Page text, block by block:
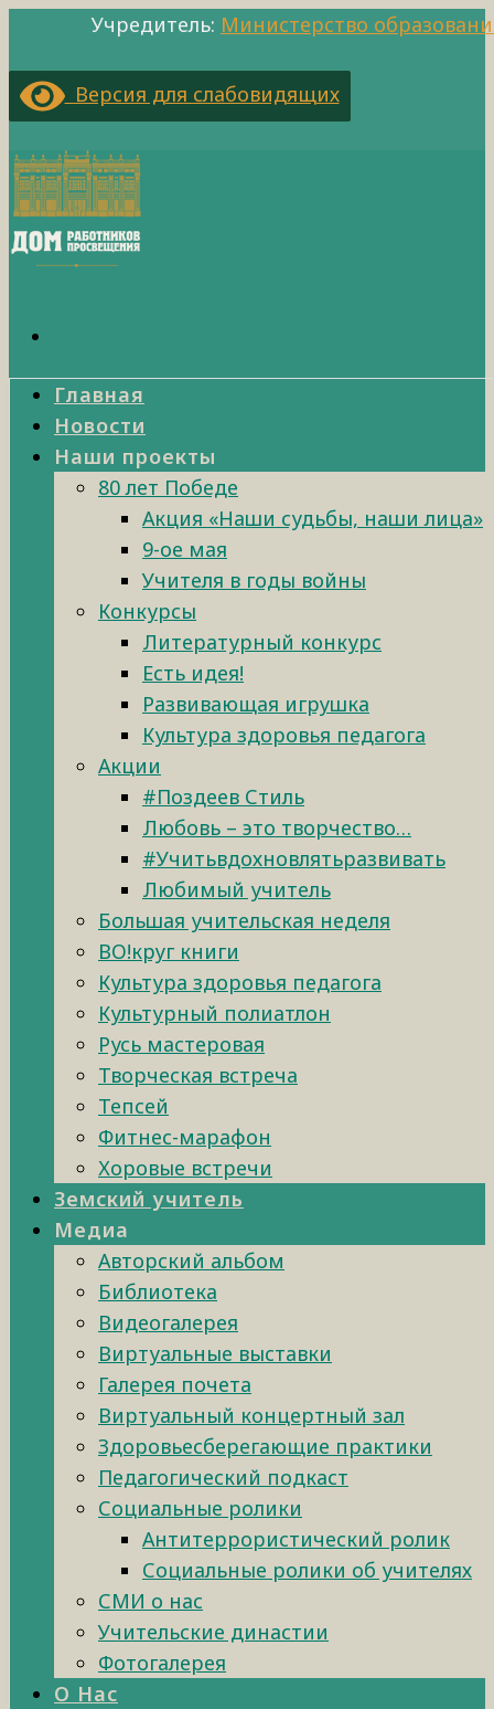
Учредитель: Министерство
Версия для слабовидящих
Главная
Новости
Наши проекты
80 лет Победе
Акция «Наши судьбы, наши лица»
9-ое мая
Учителя в годы войны
Конкурсы
Литературный конкурс
Есть идея!
Развивающая игрушка
Культура здоровья педагога
Акции
#Поздеев Стиль
Любовь – это творчество…
#Учитьвдохновлятьразвивать
Любимый учитель
Большая учительская неделя
ВО!круг книги
Культура здоровья педагога
Культурный полиатлон
Русь мастеровая
Творческая встреча
Тепсей
Фитнес-марафон
Хоровые встречи
Земский учитель
Медиа
Авторский альбом
Библиотека
Видеогалерея
Виртуальные выставки
Галерея почета
Виртуальный концертный зал
Здоровьесберегающие практики
Педагогический подкаст
Социальные ролики
Антитеррористический ролик
Социальные ролики об учителях
СМИ о нас
Учительские династии
Фотогалерея
О Нас